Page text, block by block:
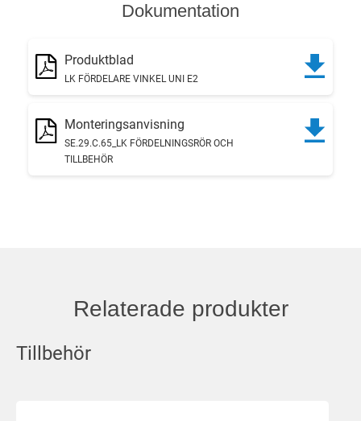
Dokumentation
Produktblad
LK FÖRDELARE VINKEL UNI E2
Monteringsanvisning
SE.29.C.65_LK FÖRDELNINGSRÖR OCH
TILLBEHÖR
Relaterade produkter
Tillbehör